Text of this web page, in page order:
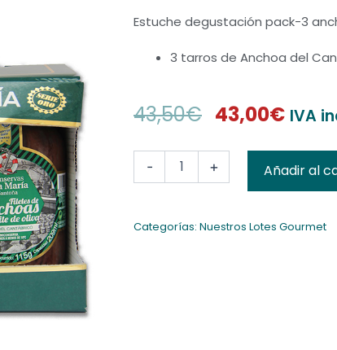
Estuche degustación pack-3
3 tarros de Anchoa del
43,50€ El
precio
original
43,00€ElIVA
-
degustación
anchoa
+ Añadir al
Categorías: Nuestros Lotes Gourmet